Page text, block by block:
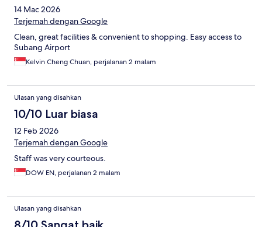
14 Mac 2026
Terjemah dengan Google
Clean, great facilities & convenient to shopping. Easy access to
Subang Airport
Kelvin Cheng Chuan, perjalanan 2 malam
Ulasan yang disahkan
10/10 Luar biasa
12 Feb 2026
Terjemah dengan Google
Staff was very courteous.
DOW EN, perjalanan 2 malam
Ulasan yang disahkan